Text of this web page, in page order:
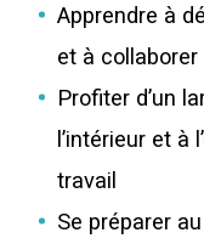
Apprendre à
et à
Profiter d’un
l’intérieur et à
travail
Se préparer